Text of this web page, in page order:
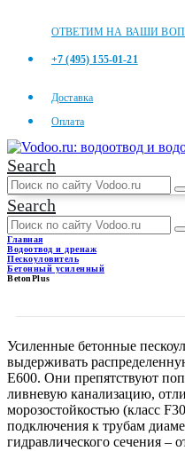
ОТВЕТИМ НА ВАШИ
+7 (495) 155-01-21
Доставка
Оплата
Search
Search
Главная
Водоотвод и дренаж
Пескоуловитель
Бетонный усиленный
BetonPlus
Усиленные бетонные
выдерживать
Е600. Они препятствуют
ливневую канализацию,
морозостойкостью (класс
подключения к трубам
гидравлического сечения –